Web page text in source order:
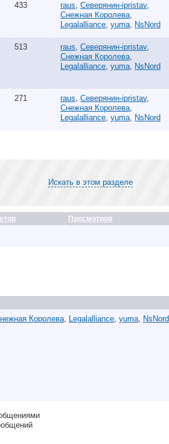
433 raus, Северянин-ipristav,
Снежная Королева,
Legalalliance, yuma, NsNord
513 raus, Северянин-ipristav,
Снежная Королева,
Legalalliance, yuma, NsNord
271 raus, Северянин-ipristav,
Снежная Королева,
Legalalliance, yuma, NsNord
Искать в этом разделе
Просмотров
Королева, Legalalliance, yuma, NsNord